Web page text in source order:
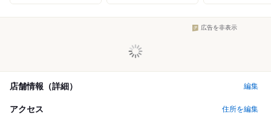
広告を非表示
店舗情報（詳細） 編集
アクセス 住所を編集